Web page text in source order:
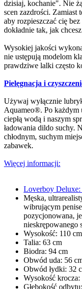
dzisiaj, kochanie". Nie
scen zazdrości. Zamiast
aby rozpieszczać cię
dokładnie tak, jak
Wysokiej jakości
nie ustępują modelom
prawdziwe lalki często
Pielęgnacja i
Używaj wyłącznie
Aquameo®. Po każdym
ciepłą wodą i naszym
ładowania dildo suchy.
chłodnym, suchym
zabawek.
Więcej informacji:
Loverboy Deluxe:
Męska,
wibrującym
pozycjonowana,
nieskrępowanego
Wysokość: 110 cm
Talia: 63 cm
Biodra: 94 cm
Obwód uda: 56
Obwód łydki: 32
Wysokość krocza:
Głębokość